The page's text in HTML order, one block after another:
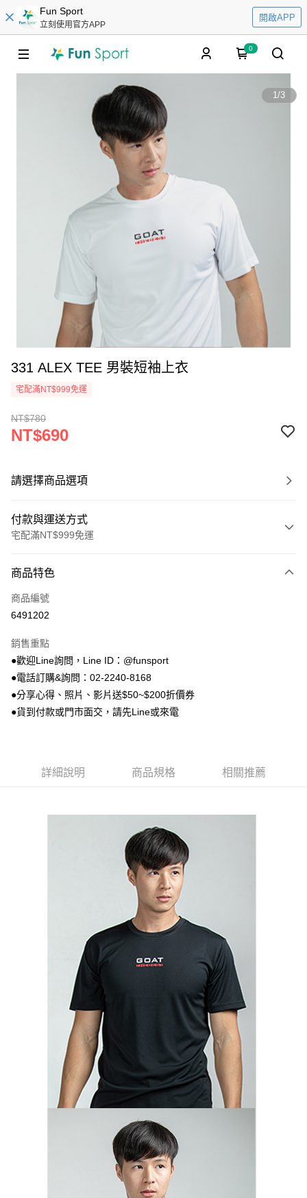
Fun Sport
立刻使用官方APP
開啟APP
0
1/3
331 ALEX TEE 男裝短袖上衣
宅配滿NT$999免運
NT$780
NT$690
請選擇商品選項
付款與運送方式
宅配滿NT$999免運
信用卡一次付款
信用卡分期付款
合作金庫商業銀行
華南商業銀行
彰化商業銀行
上海商業儲蓄銀行
國泰世華商業銀行
兆豐國際商業銀行
臺灣中小企業銀行
台中商業銀行
玉山商業銀行
星展（台灣）商業銀行
台新國際商業銀行
中國信託商業銀行
LINE Pay
Apple Pay
街口支付
AFTEE先享後付
【關於「AFTEE先享後付」】
AFTEE先享後付是「在收到商品之後才付款」的支付方式。 讓您購物簡單
１．簡單：不需註冊會員、不需綁卡、不需儲值。
２．便利：只要手機號碼，簡訊認證，即可結帳。
３．安心：先確認商品／服務後，再付款。
【「AFTEE先享後付」結帳流程】
１．於結帳方式選擇「AFTEE先享後付」後，將跳轉至「AFTEE先享後付」
結帳頁面，進行簡訊認證並確認金額後，即可完成結帳。
２．訂單成立數日內，您將收到繳費通知簡訊。
３．收到繳費通知簡訊後14天內，點擊此簡訊中的連結，可透過四大超商／
ATM／網路銀行／等多元方式進行付款，方視為交易完成。
※ 請注意：結帳手續完成當下不需立刻繳費，但若您需要取消訂單，請聯絡
購買商品的店家。未經商家同意取消之訂單仍視為有效，需透過AFTEE先享
後付繳納相關費用。
※ 交易是否成功請以「AFTEE先享後付 」之結帳頁面顯示為準，若有關於
是否繳費成功／繳費後需取消欲退款等相關疑問，請聯繫「AFTEE先享後付
客戶支援中心」
https://netprotections.freshdesk.com/support/home
【注意事項】
１．透過由恩沛科技股份有限公司提供之「AFTEE先享後付」服務完成之交
易，需依本服務之必要範圍內提供個人資料，並將交易相關給付款項請求債
權轉讓予恩沛科技股份有限公司。
２．關於個人資料處理事宜，請瀏覽以下網址：
３．未成年的使用者請事先徵得法定代理人或監護人之同意方可使用
「AFTEE先享後付」，若未經同意申辦者引起之損失，本公司不負相關責
４．使用「AFTEE先享後付」時，將依據個別帳號之用戶狀況，依本公司即
時審查核予不同之上限額度；若仍有額度不足之情形，本公司將視審查結果
每筆NT$100，滿NT$999(含以上)免運費
每筆NT$100，滿NT$999(含以上)免運費
商品特色
商品編號
6491202
銷售重點
●歡迎Line詢問，Line ID：@funsport
●電話訂購&詢問：02-2240-8168
●分享心得、照片、影片送$50~$200折價券
●貨到付款或門市面交，請先Line或來電
詳細說明 商品規格 相關推薦